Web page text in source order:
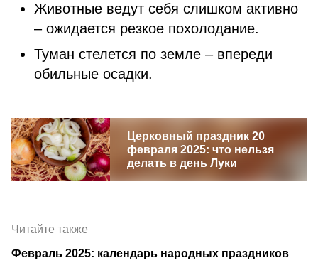
Животные ведут себя слишком активно
– ожидается резкое похолодание.
Туман стелется по земле – впереди
обильные осадки.
Церковный праздник 20
февраля 2025: что нельзя
делать в день Луки
Читайте также
Февраль 2025: календарь народных праздников